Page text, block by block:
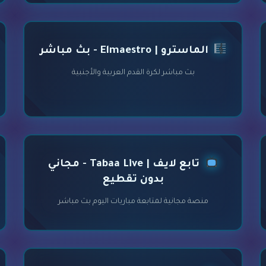
الماسترو | Elmaestro - بث مباشر
بث مباشر لكرة القدم العربية والأجنبية
تابع لايف | Tabaa Live - مجاني
بدون تقطيع
منصة مجانية لمتابعة مباريات اليوم بث مباشر